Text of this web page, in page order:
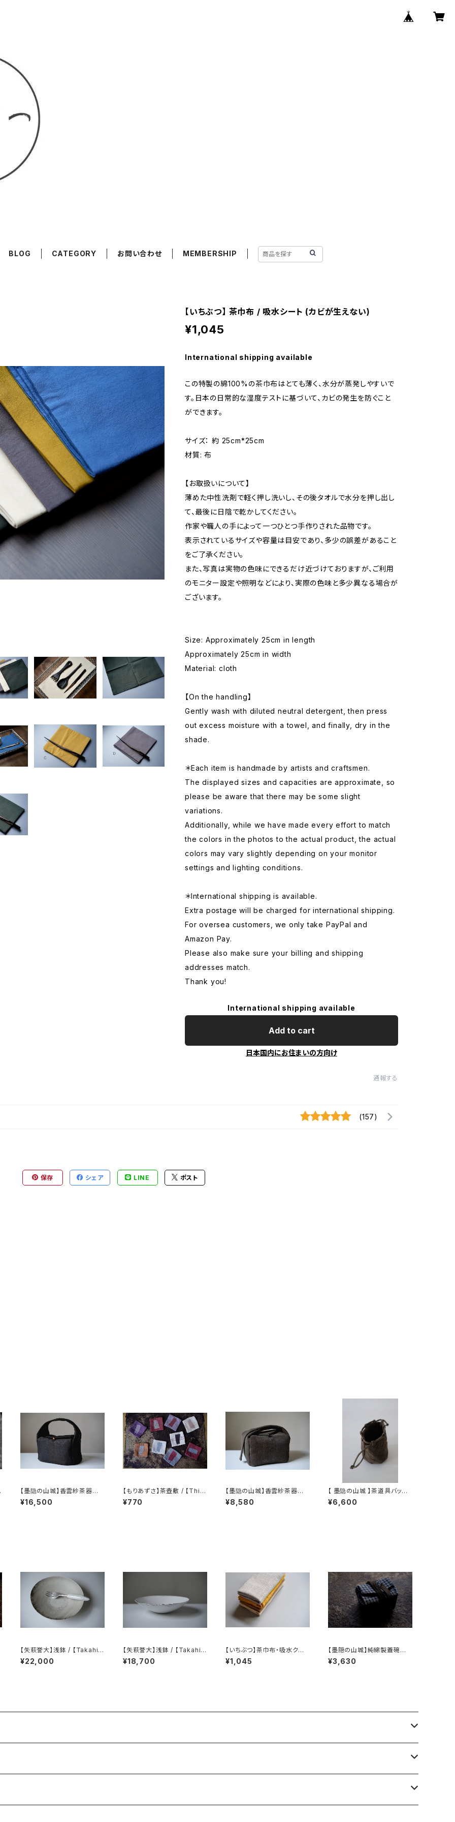
BLOG CATEGORY お問い合わせ MEMBERSHIP
【いちぶつ】 茶巾布 / 吸水シート (カビが生えない)
¥1,045
International shipping available
この特製の綿100%の茶巾布はとても薄く、水分が蒸発しやすいで
す。日本の日常的な湿度テストに基づいて、カビの発生を防ぐこと
ができます。
サイズ： 約 25cm*25cm
材質: 布
【お取扱いについて】
薄めた中性洗剤で軽く押し洗いし、その後タオルで水分を押し出し
て、最後に日陰で乾かしてください。
作家や職人の手によって一つひとつ手作りされた品物です。
表示されているサイズや容量は目安であり、多少の誤差があること
をご了承ください。
また、写真は実物の色味にできるだけ近づけておりますが、ご利用
のモニター設定や照明などにより、実際の色味と多少異なる場合が
ございます。
Size: Approximately 25cm in length
Approximately 25cm in width
Material: cloth
【On the handling】
Gently wash with diluted neutral detergent, then press
out excess moisture with a towel, and finally, dry in the
shade.
＊Each item is handmade by artists and craftsmen.
The displayed sizes and capacities are approximate, so
please be aware that there may be some slight
variations.
Additionally, while we have made every effort to match
the colors in the photos to the actual product, the actual
colors may vary slightly depending on your monitor
settings and lighting conditions.
＊International shipping is available.
Extra postage will be charged for international shipping.
For oversea customers, we only take PayPal and
Amazon Pay.
Please also make sure your billing and shipping
addresses match.
Thank you!
International shipping available
Add to cart
日本国内にお住まいの方向け
通報する
(157)
保存 シェア LINE ポスト
【墨隐の山城】香雲紗茶器収
納バッグ 「内袋分離式のアウ
トドアティーバッグ」
¥16,500
【もりあずさ】茶壺敷 / 【Thist
le】Teapot Coaster
¥770
【墨隐の山城】香雲紗茶器収
納バッグ 「内袋分離式のアウ
トドアティーバッグ」
¥8,580
【 墨隐の山城 】茶道具バッグ /
Tea Utensil Bag
¥6,600
【矢萩誉大】浅鉢 / 【Takahir
o Yahagi】Shallow bowl
¥22,000
【矢萩誉大】浅鉢 / 【Takahir
o Yahagi】Shallow bowl
¥18,700
【いちぶつ】茶巾布・吸水クロ
ス｜速乾・カビが生えにくい
¥1,045
【墨隠の山城】純綿製蓋碗袋
内【 【 墨隐の山城 】香雲紗 植
物染仕覆 めカップ袋 【 Ink &
¥3,630